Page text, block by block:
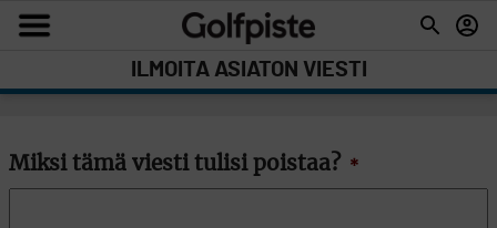
ILMOITA ASIATON VIESTI
Miksi tämä viesti tulisi poistaa? *